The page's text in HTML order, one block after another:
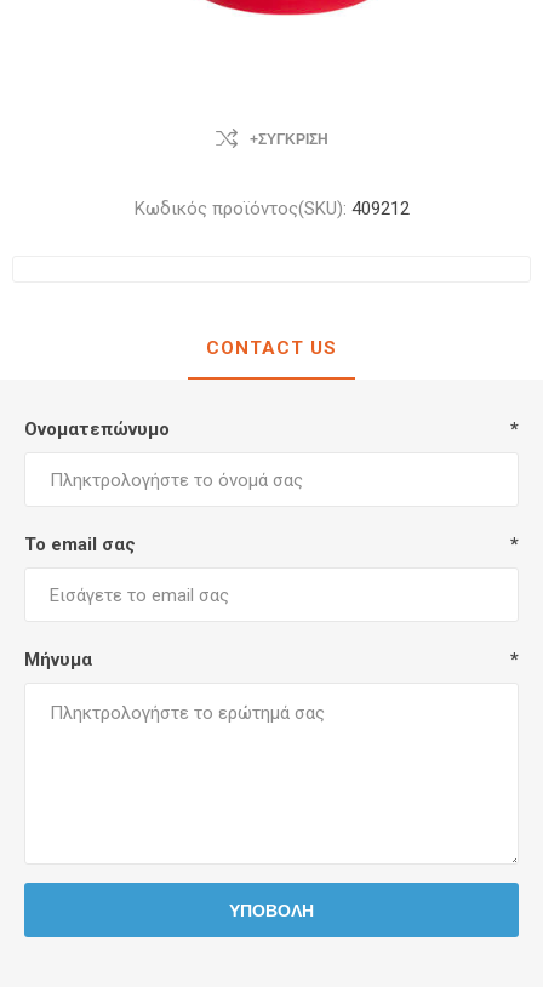
+ΣΎΓΚΡΙΣΗ
Κωδικός προϊόντος(SKU): 409212
CONTACT US
Ονοματεπώνυμο *
Το email σας *
Μήνυμα *